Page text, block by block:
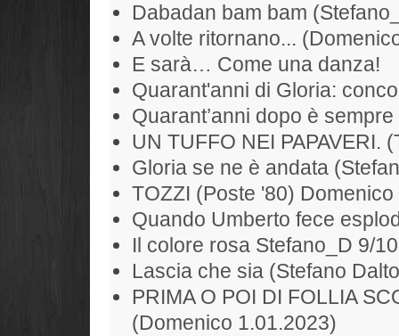
Dabadan bam bam
A volte ritornano...
E sarà… Come una danza!
Quarant'anni di Gloria:
Quarant’anni dopo è
UN TUFFO NEI PAPAVERI.
Gloria se ne è andata
TOZZI (Poste '80)
Quando Umberto fece
Il colore rosa Stefano_D 9/
Lascia che sia (Stefano
PRIMA O POI DI FOLLIA
(Domenico 1.01.2023)